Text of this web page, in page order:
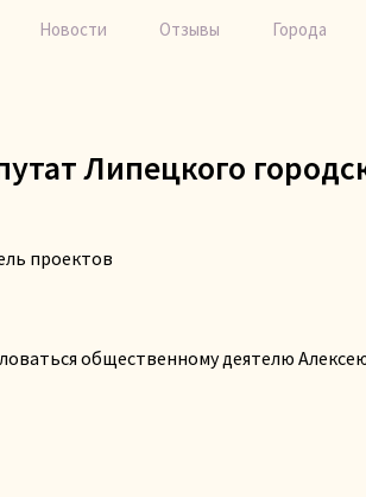
Новости Отзывы Города
Липецкого
проектов
общественному деятелю